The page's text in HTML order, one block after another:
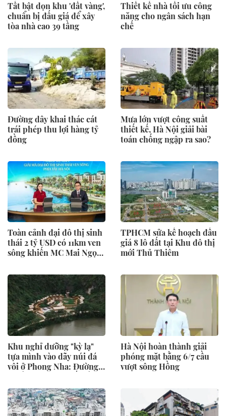
Tất bật dọn khu 'đất vàng',
chuẩn bị đấu giá để xây
tòa nhà cao 39 tầng
Thiết kế nhà tối ưu công
năng cho ngân sách hạn
chế
Đường dây khai thác cát
trái phép thu lợi hàng tỷ
đồng
Mưa lớn vượt công suất
thiết kế, Hà Nội giải bài
toán chống ngập ra sao?
Toàn cảnh đại đô thị sinh
thái 2 tỷ USD có 11km ven
sông khiến MC Mai Ngọc
sóng livestream
TPHCM sửa kế hoạch đấu
giá 8 lô đất tại Khu đô thị
mới Thủ Thiêm
Khu nghỉ dưỡng "kỳ lạ"
tựa mình vào dãy núi đá
vôi ở Phong Nha: Đường
gỗ tái chế, du khách như
bước vào vùng đất cổ xưa
Hà Nội hoàn thành giải
phóng mặt bằng 6/7 cầu
vượt sông Hồng